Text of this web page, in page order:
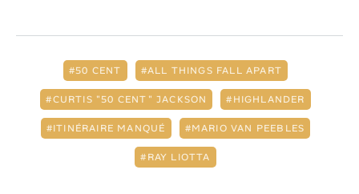
50 CENT ALL THINGS FALL APART
CURTIS "50 CENT" JACKSON HIGHLANDER
ITINÉRAIRE MANQUÉ MARIO VAN PEEBLES
RAY LIOTTA